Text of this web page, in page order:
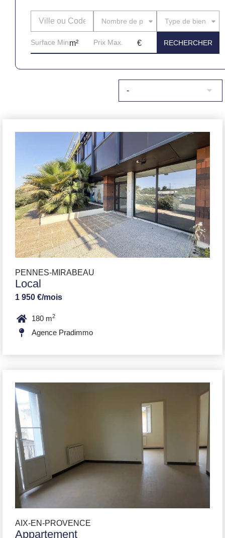
Nombre de pièces Type de bien
PENNES-MIRABEAU
Local
1 950 €/mois
180 m2
Agence Pradimmo
AIX-EN-PROVENCE
Appartement